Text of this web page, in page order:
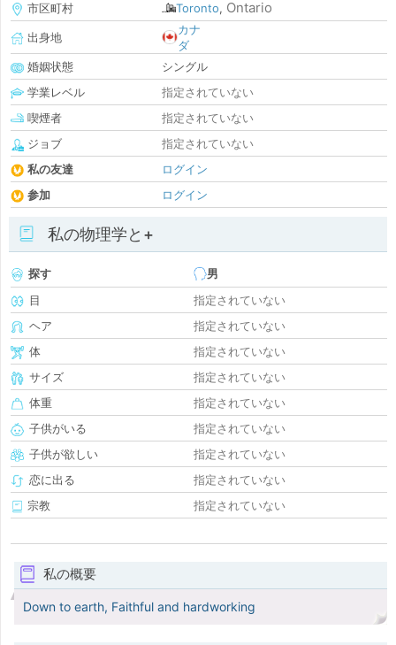
市区町村
Toronto, Ontario
出身地
カナ
ダ
婚姻状態
シングル
学業レベル
指定されていない
喫煙者
指定されていない
ジョブ
指定されていない
私の友達
ログイン
参加
ログイン
私の物理学と+
探す
男
目
指定されていない
ヘア
指定されていない
体
指定されていない
サイズ
指定されていない
体重
指定されていない
子供がいる
指定されていない
子供が欲しい
指定されていない
恋に出る
指定されていない
宗教
指定されていない
私の概要
Down to earth, Faithful and hardworking